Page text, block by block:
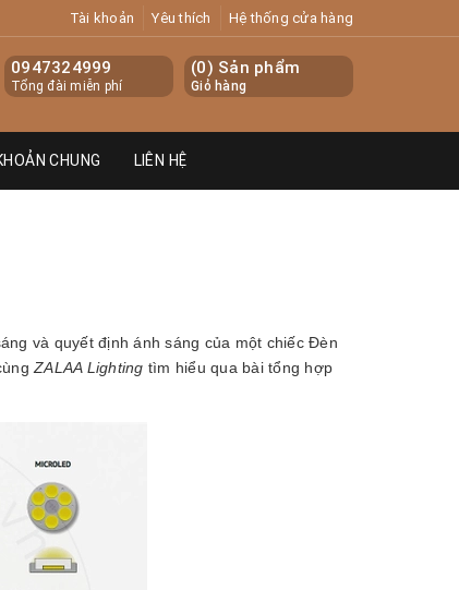
Tài khoản Yêu thích Hệ thống cửa hàng
(0) Sản phẩm
Giỏ hàng
0947324999
Tổng đài miễn phí
CHUNG LIÊN HỆ
và quyết định ánh sáng của một chiếc Đèn
ZALAA Lighting tìm hiểu qua bài tổng hợp